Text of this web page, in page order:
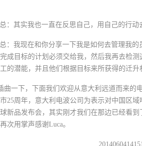
其实我也一直在反思自己，用自己的行动
现在和你分享一下我是如何去管理我的
成目标的计划必须交给我，然后我再去检
的潜能，并且他们根据目标来所获得的迁升
下，下面我们欢迎从意大利远道而来的电
25周年，意大利电波公司为表示对中国区
新品发布会，其实刚才我们在那边已经看
次用掌声感谢Luca。